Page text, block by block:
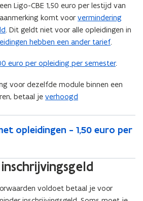
Ligo-CBE 1,50 euro per lestijd van
komt voor vermindering
. Dit geldt niet voor alle opleidingen in
hebben een ander tarief.
euro per opleiding per semester.
voor dezelfde module binnen een
betaal je verhoogd
opleidingen - 1,50 euro per
voldoet betaal je voor